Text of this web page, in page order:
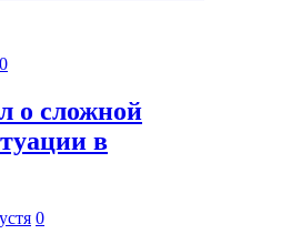
0
о сложной
в
0